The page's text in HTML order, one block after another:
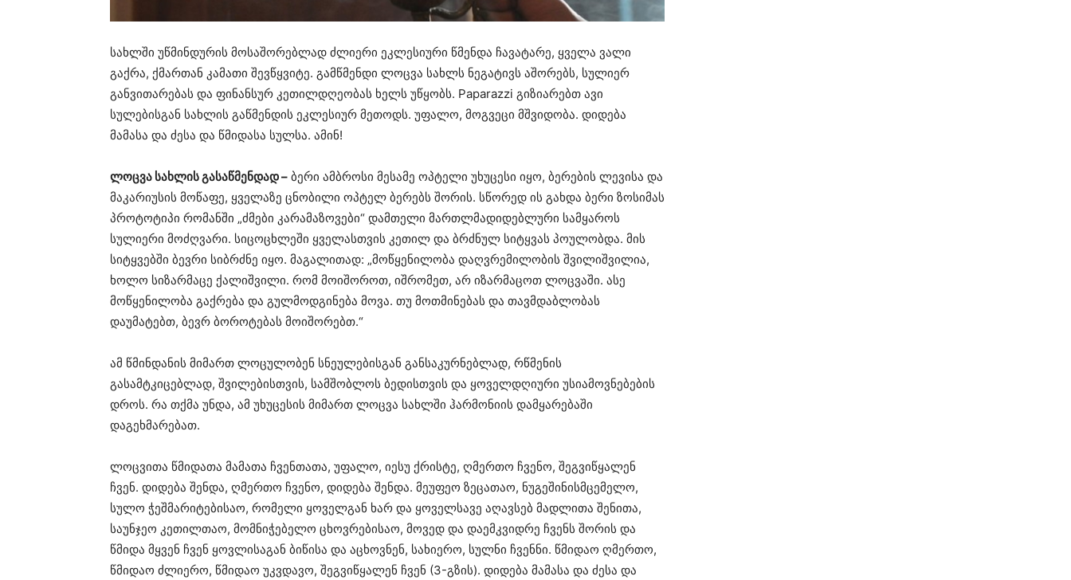
სახლში უწმინდურის მოსაშორებლად ძლიერი ეკლესიური წმენდა ჩავატარე, ყველა ვალი
გაქრა, ქმართან კამათი შევწყვიტე. გამწმენდი ლოცვა სახლს ნეგატივს აშორებს, სულიერ
განვითარებას და ფინანსურ კეთილდღეობას ხელს უწყობს. Paparazzi გიზიარებთ ავი
სულებისგან სახლის გაწმენდის ეკლესიურ მეთოდს. უფალო, მოგვეცი მშვიდობა. დიდება
მამასა და ძესა და წმიდასა სულსა. ამინ!
ლოცვა სახლის გასაწმენდად – ბერი ამბროსი მესამე ოპტელი უხუცესი იყო, ბერების ლევისა და
მაკარიუსის მოწაფე, ყველაზე ცნობილი ოპტელ ბერებს შორის. სწორედ ის გახდა ბერი ზოსიმას
პროტოტიპი რომანში „ძმები კარამაზოვები“ დამთელი მართლმადიდებლური სამყაროს
სულიერი მოძღვარი. სიცოცხლეში ყველასთვის კეთილ და ბრძნულ სიტყვას პოულობდა. მის
სიტყვებში ბევრი სიბრძნე იყო. მაგალითად: „მოწყენილობა დაღვრემილობის შვილიშვილია,
ხოლო სიზარმაცე ქალიშვილი. რომ მოიშოროთ, იშრომეთ, არ იზარმაცოთ ლოცვაში. ასე
მოწყენილობა გაქრება და გულმოდგინება მოვა. თუ მოთმინებას და თავმდაბლობას
დაუმატებთ, ბევრ ბოროტებას მოიშორებთ.“
ამ წმინდანის მიმართ ლოცულობენ სნეულებისგან განსაკურნებლად, რწმენის
გასამტკიცებლად, შვილებისთვის, სამშობლოს ბედისთვის და ყოველდღიური უსიამოვნებების
დროს. რა თქმა უნდა, ამ უხუცესის მიმართ ლოცვა სახლში ჰარმონიის დამყარებაში
დაგეხმარებათ.
ლოცვითა წმიდათა მამათა ჩვენთათა, უფალო, იესუ ქრისტე, ღმერთო ჩვენო, შეგვიწყალენ
ჩვენ. დიდება შენდა, ღმერთო ჩვენო, დიდება შენდა. მეუფეო ზეცათაო, ნუგეშინისმცემელო,
სულო ჭეშმარიტებისაო, რომელი ყოველგან ხარ და ყოველსავე აღავსებ მადლითა შენითა,
საუნჯეო კეთილთაო, მომნიჭებელო ცხოვრებისაო, მოვედ და დაემკვიდრე ჩვენს შორის და
წმიდა მყვენ ჩვენ ყოვლისაგან ბიწისა და აცხოვნენ, სახიერო, სულნი ჩვენნი. წმიდაო ღმერთო,
წმიდაო ძლიერო, წმიდაო უკვდავო, შეგვიწყალენ ჩვენ (3-გზის). დიდება მამასა და ძესა და